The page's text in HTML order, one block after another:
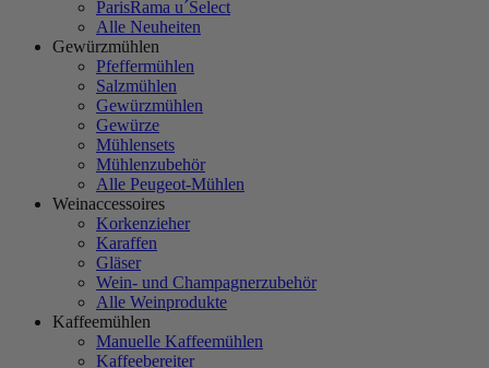
ParisRama u´Select
Alle Neuheiten
Gewürzmühlen
Pfeffermühlen
Salzmühlen
Gewürzmühlen
Gewürze
Mühlensets
Mühlenzubehör
Alle Peugeot-Mühlen
Weinaccessoires
Korkenzieher
Karaffen
Gläser
Wein- und Champagnerzubehör
Alle Weinprodukte
Kaffeemühlen
Manuelle Kaffeemühlen
Kaffeebereiter